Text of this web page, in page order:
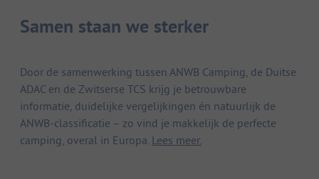
Samen staan we sterker
Door de samenwerking tussen ANWB Camping, de Duitse
ADAC en de Zwitserse TCS krijg je betrouwbare
informatie, duidelijke vergelijkingen én natuurlijk de
ANWB-classificatie – zo vind je makkelijk de perfecte
camping, overal in Europa. Lees meer.